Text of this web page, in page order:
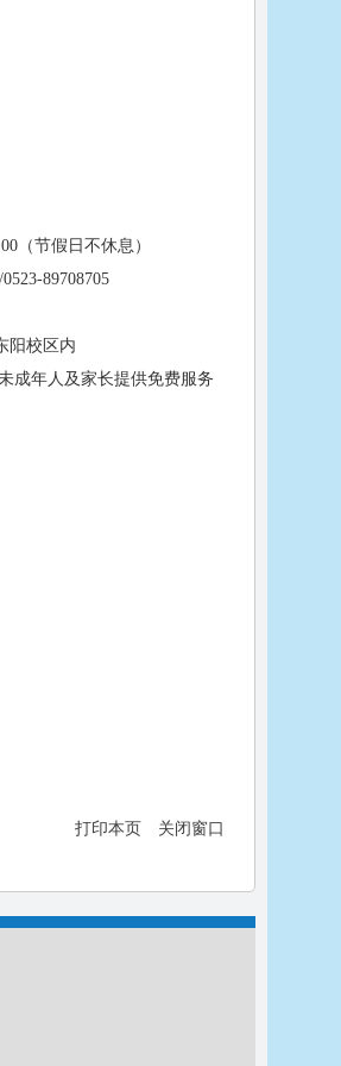
（节假日不休息）
89708705
阳校区内
成年人及家长提供免费服务
打印本页 关闭窗口